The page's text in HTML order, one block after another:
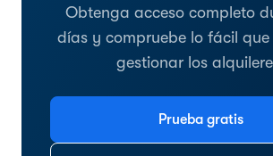
Obtenga acceso completo
días y compruebe lo fácil que
gestionar los
Prueba gratis